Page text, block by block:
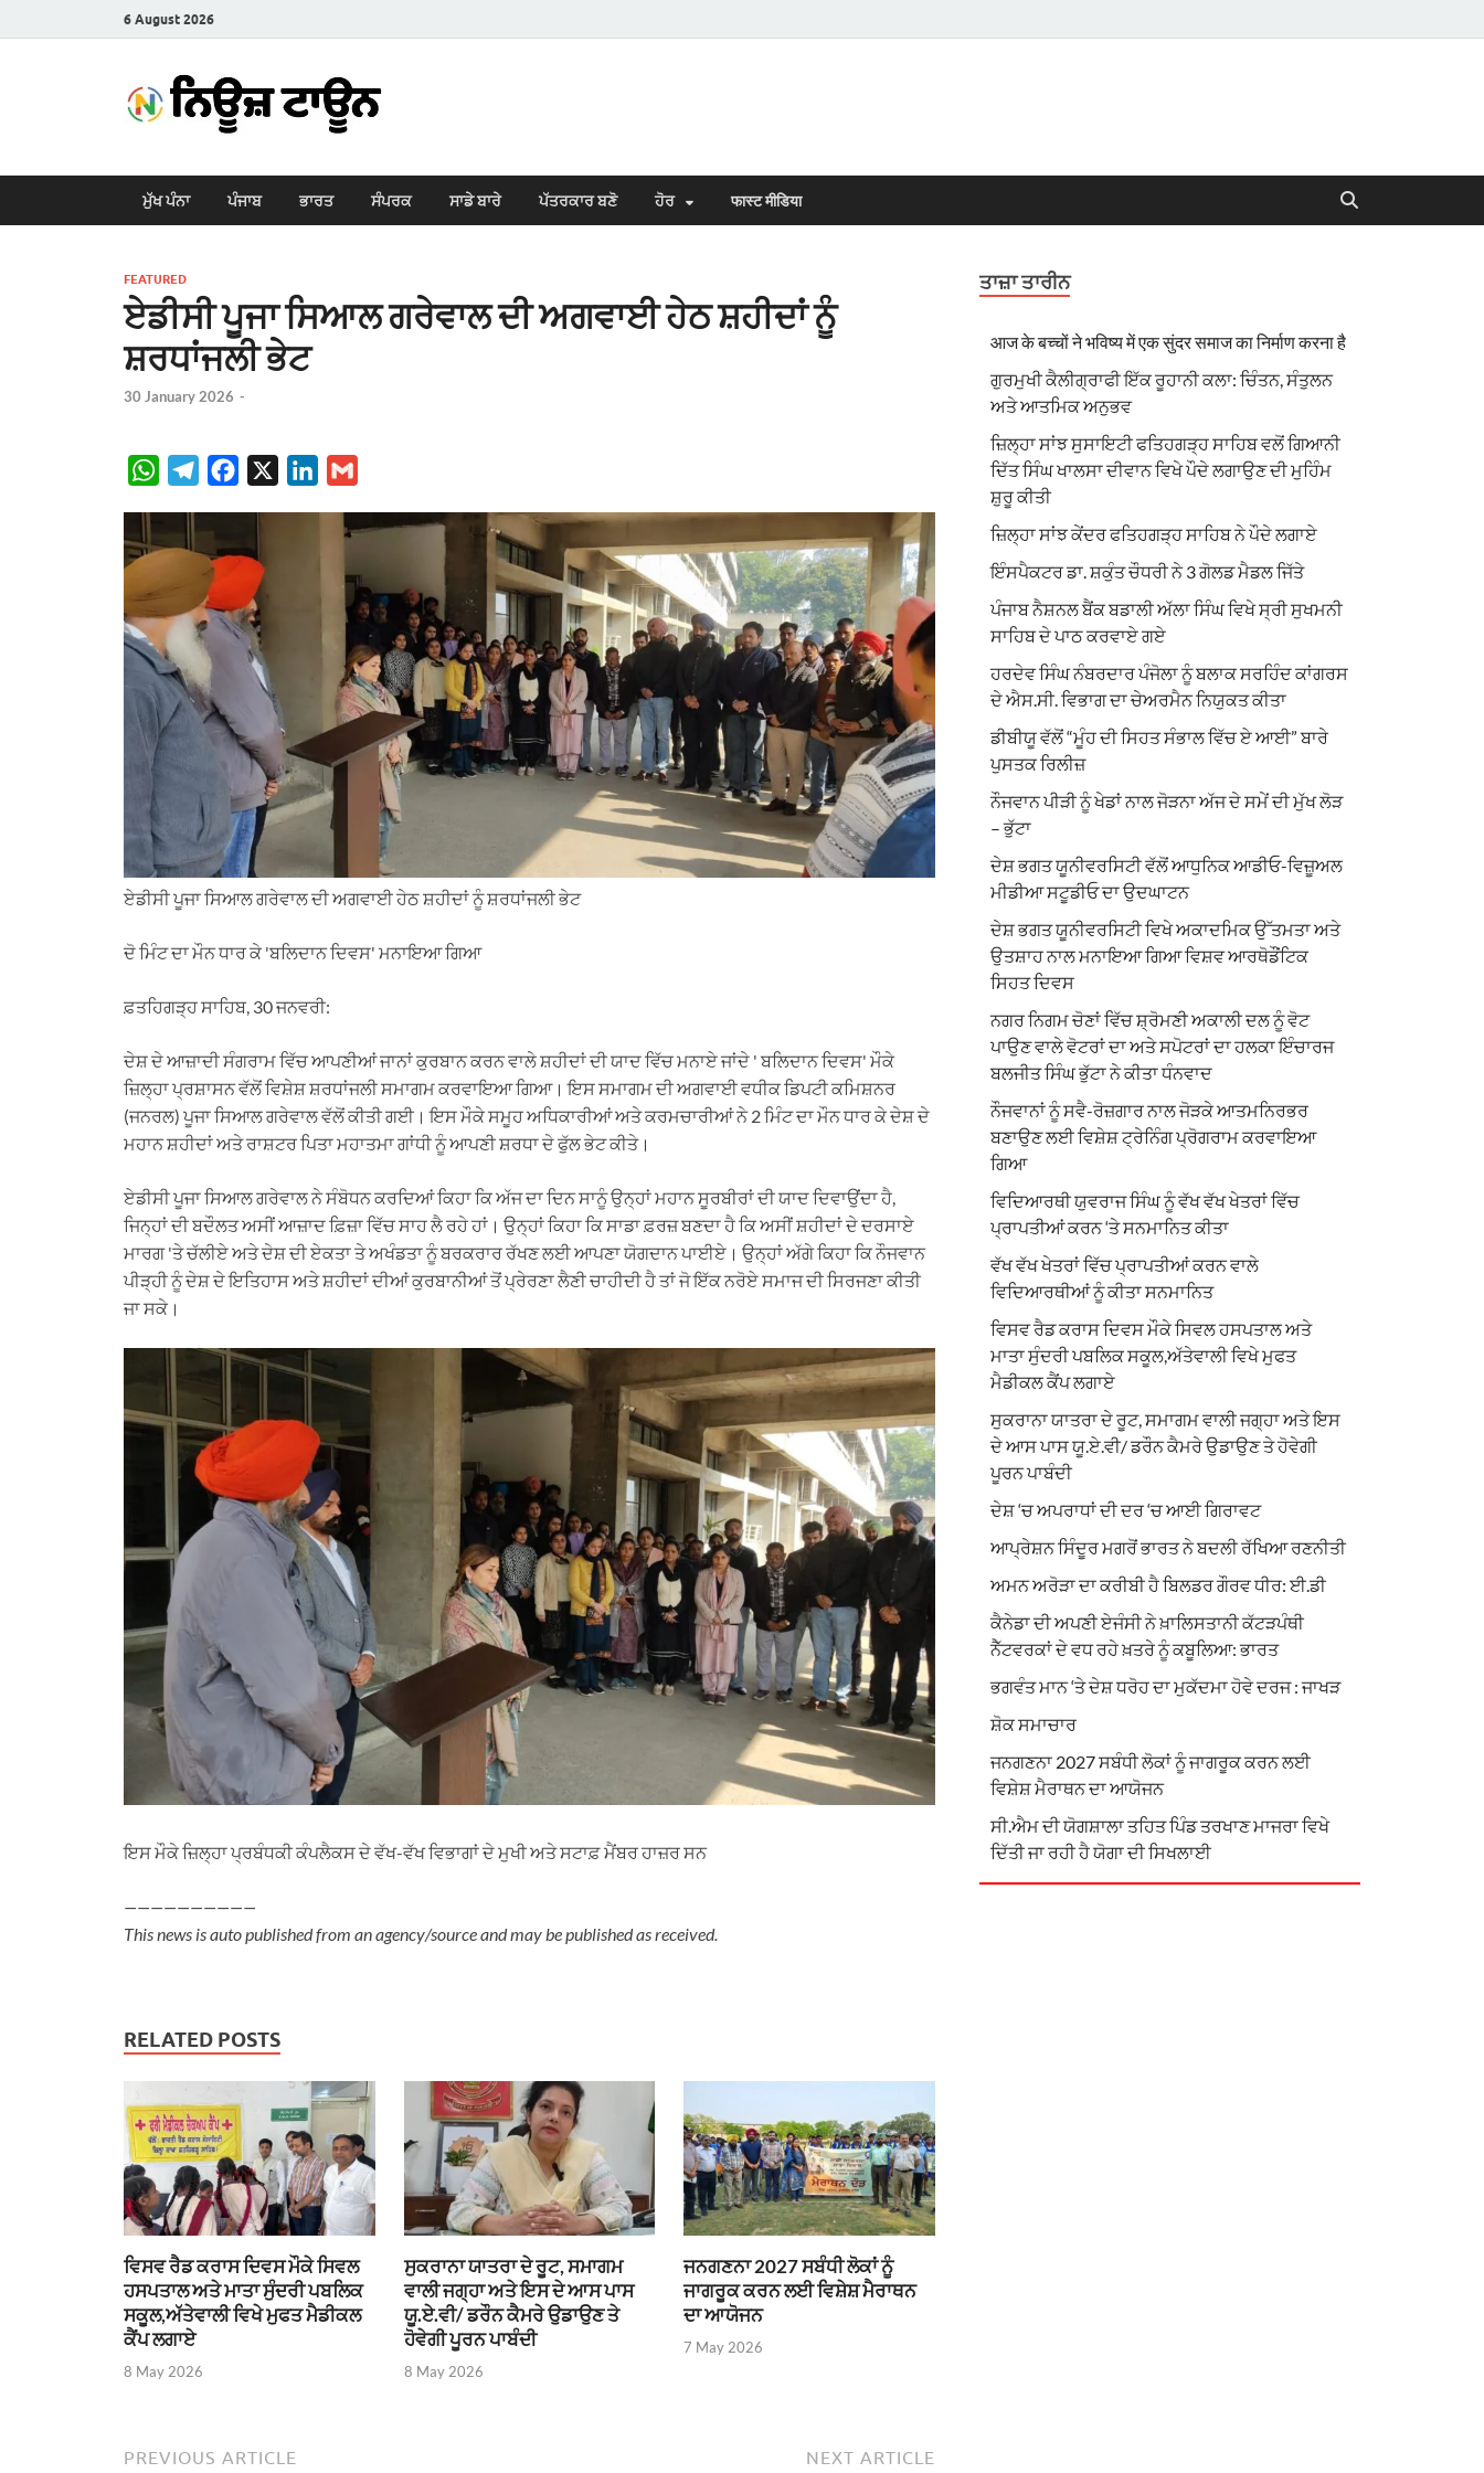
6 August 2026
ਮੁੱਖ ਪੰਨਾ ਪੰਜਾਬ ਭਾਰਤ ਸੰਪਰਕ ਸਾਡੇ ਬਾਰੇ ਪੱਤਰਕਾਰ ਬਣੋ ਹੋਰ फास्ट मीडिया
FEATURED
ਏਡੀਸੀ ਪੂਜਾ ਸਿਆਲ ਗਰੇਵਾਲ ਦੀ ਅਗਵਾਈ ਹੇਠ ਸ਼ਹੀਦਾਂ ਨੂੰ
ਸ਼ਰਧਾਂਜਲੀ ਭੇਟ
30 January 2026 -
W
A
p
p
l
e
g
r
a
m
e
o
o
a
l
ਏਡੀਸੀ ਪੂਜਾ ਸਿਆਲ ਗਰੇਵਾਲ ਦੀ ਅਗਵਾਈ ਹੇਠ ਸ਼ਹੀਦਾਂ ਨੂੰ ਸ਼ਰਧਾਂਜਲੀ ਭੇਟ
ਦੋ ਮਿੰਟ ਦਾ ਮੌਨ ਧਾਰ ਕੇ 'ਬਲਿਦਾਨ ਦਿਵਸ' ਮਨਾਇਆ ਗਿਆ
ਫ਼ਤਹਿਗੜ੍ਹ ਸਾਹਿਬ, 30 ਜਨਵਰੀ:
ਦੇਸ਼ ਦੇ ਆਜ਼ਾਦੀ ਸੰਗਰਾਮ ਵਿੱਚ ਆਪਣੀਆਂ ਜਾਨਾਂ ਕੁਰਬਾਨ ਕਰਨ ਵਾਲੇ ਸ਼ਹੀਦਾਂ ਦੀ ਯਾਦ ਵਿੱਚ ਮਨਾਏ ਜਾਂਦੇ ' ਬਲਿਦਾਨ ਦਿਵਸ' ਮੌਕੇ
ਜ਼ਿਲ੍ਹਾ ਪ੍ਰਸ਼ਾਸਨ ਵੱਲੋਂ ਵਿਸ਼ੇਸ਼ ਸ਼ਰਧਾਂਜਲੀ ਸਮਾਗਮ ਕਰਵਾਇਆ ਗਿਆ। ਇਸ ਸਮਾਗਮ ਦੀ ਅਗਵਾਈ ਵਧੀਕ ਡਿਪਟੀ ਕਮਿਸ਼ਨਰ
(ਜਨਰਲ) ਪੂਜਾ ਸਿਆਲ ਗਰੇਵਾਲ ਵੱਲੋਂ ਕੀਤੀ ਗਈ। ਇਸ ਮੌਕੇ ਸਮੂਹ ਅਧਿਕਾਰੀਆਂ ਅਤੇ ਕਰਮਚਾਰੀਆਂ ਨੇ 2 ਮਿੰਟ ਦਾ ਮੌਨ ਧਾਰ ਕੇ ਦੇਸ਼ ਦੇ
ਮਹਾਨ ਸ਼ਹੀਦਾਂ ਅਤੇ ਰਾਸ਼ਟਰ ਪਿਤਾ ਮਹਾਤਮਾ ਗਾਂਧੀ ਨੂੰ ਆਪਣੀ ਸ਼ਰਧਾ ਦੇ ਫੁੱਲ ਭੇਟ ਕੀਤੇ।
ਏਡੀਸੀ ਪੂਜਾ ਸਿਆਲ ਗਰੇਵਾਲ ਨੇ ਸੰਬੋਧਨ ਕਰਦਿਆਂ ਕਿਹਾ ਕਿ ਅੱਜ ਦਾ ਦਿਨ ਸਾਨੂੰ ਉਨ੍ਹਾਂ ਮਹਾਨ ਸੂਰਬੀਰਾਂ ਦੀ ਯਾਦ ਦਿਵਾਉਂਦਾ ਹੈ,
ਜਿਨ੍ਹਾਂ ਦੀ ਬਦੌਲਤ ਅਸੀਂ ਆਜ਼ਾਦ ਫ਼ਿਜ਼ਾ ਵਿੱਚ ਸਾਹ ਲੈ ਰਹੇ ਹਾਂ। ਉਨ੍ਹਾਂ ਕਿਹਾ ਕਿ ਸਾਡਾ ਫ਼ਰਜ਼ ਬਣਦਾ ਹੈ ਕਿ ਅਸੀਂ ਸ਼ਹੀਦਾਂ ਦੇ ਦਰਸਾਏ
ਮਾਰਗ 'ਤੇ ਚੱਲੀਏ ਅਤੇ ਦੇਸ਼ ਦੀ ਏਕਤਾ ਤੇ ਅਖੰਡਤਾ ਨੂੰ ਬਰਕਰਾਰ ਰੱਖਣ ਲਈ ਆਪਣਾ ਯੋਗਦਾਨ ਪਾਈਏ। ਉਨ੍ਹਾਂ ਅੱਗੇ ਕਿਹਾ ਕਿ ਨੌਜਵਾਨ
ਪੀੜ੍ਹੀ ਨੂੰ ਦੇਸ਼ ਦੇ ਇਤਿਹਾਸ ਅਤੇ ਸ਼ਹੀਦਾਂ ਦੀਆਂ ਕੁਰਬਾਨੀਆਂ ਤੋਂ ਪ੍ਰੇਰਣਾ ਲੈਣੀ ਚਾਹੀਦੀ ਹੈ ਤਾਂ ਜੋ ਇੱਕ ਨਰੋਏ ਸਮਾਜ ਦੀ ਸਿਰਜਣਾ ਕੀਤੀ
ਜਾ ਸਕੇ।
ਇਸ ਮੌਕੇ ਜ਼ਿਲ੍ਹਾ ਪ੍ਰਬੰਧਕੀ ਕੰਪਲੈਕਸ ਦੇ ਵੱਖ-ਵੱਖ ਵਿਭਾਗਾਂ ਦੇ ਮੁਖੀ ਅਤੇ ਸਟਾਫ਼ ਮੈਂਬਰ ਹਾਜ਼ਰ ਸਨ
——————————
This news is auto published from an agency/source and may be published as received.
RELATED POSTS
ਵਿਸਵ ਰੈਡ ਕਰਾਸ ਦਿਵਸ ਮੌਕੇ ਸਿਵਲ
ਹਸਪਤਾਲ ਅਤੇ ਮਾਤਾ ਸੁੰਦਰੀ ਪਬਲਿਕ
ਸਕੂਲ,ਅੱਤੇਵਾਲੀ ਵਿਖੇ ਮੁਫਤ ਮੈਡੀਕਲ
ਕੈਂਪ ਲਗਾਏ
8 May 2026
ਸੁਕਰਾਨਾ ਯਾਤਰਾ ਦੇ ਰੂਟ, ਸਮਾਗਮ
ਵਾਲੀ ਜਗ੍ਹਾ ਅਤੇ ਇਸ ਦੇ ਆਸ ਪਾਸ
ਯੂ.ਏ.ਵੀ/ ਡਰੌਨ ਕੈਮਰੇ ਉਡਾਉਣ ਤੇ
ਹੋਵੇਗੀ ਪੂਰਨ ਪਾਬੰਦੀ
8 May 2026
ਜਨਗਣਨਾ 2027 ਸਬੰਧੀ ਲੋਕਾਂ ਨੂੰ
ਜਾਗਰੂਕ ਕਰਨ ਲਈ ਵਿਸ਼ੇਸ਼ ਮੈਰਾਥਨ
ਦਾ ਆਯੋਜਨ
7 May 2026
PREVIOUS ARTICLE NEXT ARTICLE
ਤਾਜ਼ਾ ਤਾਰੀਨ
आज के बच्चों ने भविष्य में एक सुंदर समाज का निर्माण करना है
ਗੁਰਮੁਖੀ ਕੈਲੀਗ੍ਰਾਫੀ ਇੱਕ ਰੂਹਾਨੀ ਕਲਾ: ਚਿੰਤਨ, ਸੰਤੁਲਨ
ਅਤੇ ਆਤਮਿਕ ਅਨੁਭਵ
ਜ਼ਿਲ੍ਹਾ ਸਾਂਝ ਸੁਸਾਇਟੀ ਫਤਿਹਗੜ੍ਹ ਸਾਹਿਬ ਵਲੋਂ ਗਿਆਨੀ
ਦਿੱਤ ਸਿੰਘ ਖਾਲਸਾ ਦੀਵਾਨ ਵਿਖੇ ਪੌਦੇ ਲਗਾਉਣ ਦੀ ਮੁਹਿੰਮ
ਸ਼ੁਰੂ ਕੀਤੀ
ਜ਼ਿਲ੍ਹਾ ਸਾਂਝ ਕੇਂਦਰ ਫਤਿਹਗੜ੍ਹ ਸਾਹਿਬ ਨੇ ਪੌਦੇ ਲਗਾਏ
ਇੰਸਪੈਕਟਰ ਡਾ. ਸ਼ਕੁੰਤ ਚੌਧਰੀ ਨੇ 3 ਗੋਲਡ ਮੈਡਲ ਜਿੱਤੇ
ਪੰਜਾਬ ਨੈਸ਼ਨਲ ਬੈਂਕ ਬਡਾਲੀ ਅੱਲਾ ਸਿੰਘ ਵਿਖੇ ਸ੍ਰੀ ਸੁਖਮਨੀ
ਸਾਹਿਬ ਦੇ ਪਾਠ ਕਰਵਾਏ ਗਏ
ਹਰਦੇਵ ਸਿੰਘ ਨੰਬਰਦਾਰ ਪੰਜੋਲਾ ਨੂੰ ਬਲਾਕ ਸਰਹਿੰਦ ਕਾਂਗਰਸ
ਦੇ ਐਸ.ਸੀ. ਵਿਭਾਗ ਦਾ ਚੇਅਰਮੈਨ ਨਿਯੁਕਤ ਕੀਤਾ
ਡੀਬੀਯੂ ਵੱਲੋਂ “ਮੂੰਹ ਦੀ ਸਿਹਤ ਸੰਭਾਲ ਵਿੱਚ ਏ ਆਈ” ਬਾਰੇ
ਪੁਸਤਕ ਰਿਲੀਜ਼
ਨੌਜਵਾਨ ਪੀੜੀ ਨੂੰ ਖੇਡਾਂ ਨਾਲ ਜੋੜਨਾ ਅੱਜ ਦੇ ਸਮੇਂ ਦੀ ਮੁੱਖ ਲੋੜ
– ਭੁੱਟਾ
ਦੇਸ਼ ਭਗਤ ਯੂਨੀਵਰਸਿਟੀ ਵੱਲੋਂ ਆਧੁਨਿਕ ਆਡੀਓ-ਵਿਜ਼ੂਅਲ
ਮੀਡੀਆ ਸਟੂਡੀਓ ਦਾ ਉਦਘਾਟਨ
ਦੇਸ਼ ਭਗਤ ਯੂਨੀਵਰਸਿਟੀ ਵਿਖੇ ਅਕਾਦਮਿਕ ਉੱਤਮਤਾ ਅਤੇ
ਉਤਸ਼ਾਹ ਨਾਲ ਮਨਾਇਆ ਗਿਆ ਵਿਸ਼ਵ ਆਰਥੋਡੌਂਟਿਕ
ਸਿਹਤ ਦਿਵਸ
ਨਗਰ ਨਿਗਮ ਚੋਣਾਂ ਵਿੱਚ ਸ਼੍ਰੋਮਣੀ ਅਕਾਲੀ ਦਲ ਨੂੰ ਵੋਟ
ਪਾਉਣ ਵਾਲੇ ਵੋਟਰਾਂ ਦਾ ਅਤੇ ਸਪੋਟਰਾਂ ਦਾ ਹਲਕਾ ਇੰਚਾਰਜ
ਬਲਜੀਤ ਸਿੰਘ ਭੁੱਟਾ ਨੇ ਕੀਤਾ ਧੰਨਵਾਦ
ਨੌਜਵਾਨਾਂ ਨੂੰ ਸਵੈ-ਰੋਜ਼ਗਾਰ ਨਾਲ ਜੋੜਕੇ ਆਤਮਨਿਰਭਰ
ਬਣਾਉਣ ਲਈ ਵਿਸ਼ੇਸ਼ ਟ੍ਰੇਨਿੰਗ ਪ੍ਰੋਗਰਾਮ ਕਰਵਾਇਆ
ਗਿਆ
ਵਿਦਿਆਰਥੀ ਯੁਵਰਾਜ ਸਿੰਘ ਨੂੰ ਵੱਖ ਵੱਖ ਖੇਤਰਾਂ ਵਿੱਚ
ਪ੍ਰਾਪਤੀਆਂ ਕਰਨ ‘ਤੇ ਸਨਮਾਨਿਤ ਕੀਤਾ
ਵੱਖ ਵੱਖ ਖੇਤਰਾਂ ਵਿੱਚ ਪ੍ਰਾਪਤੀਆਂ ਕਰਨ ਵਾਲੇ
ਵਿਦਿਆਰਥੀਆਂ ਨੂੰ ਕੀਤਾ ਸਨਮਾਨਿਤ
ਵਿਸਵ ਰੈਡ ਕਰਾਸ ਦਿਵਸ ਮੌਕੇ ਸਿਵਲ ਹਸਪਤਾਲ ਅਤੇ
ਮਾਤਾ ਸੁੰਦਰੀ ਪਬਲਿਕ ਸਕੂਲ,ਅੱਤੇਵਾਲੀ ਵਿਖੇ ਮੁਫਤ
ਮੈਡੀਕਲ ਕੈਂਪ ਲਗਾਏ
ਸੁਕਰਾਨਾ ਯਾਤਰਾ ਦੇ ਰੂਟ, ਸਮਾਗਮ ਵਾਲੀ ਜਗ੍ਹਾ ਅਤੇ ਇਸ
ਦੇ ਆਸ ਪਾਸ ਯੂ.ਏ.ਵੀ/ ਡਰੌਨ ਕੈਮਰੇ ਉਡਾਉਣ ਤੇ ਹੋਵੇਗੀ
ਪੂਰਨ ਪਾਬੰਦੀ
ਦੇਸ਼ ‘ਚ ਅਪਰਾਧਾਂ ਦੀ ਦਰ ‘ਚ ਆਈ ਗਿਰਾਵਟ
ਆਪ੍ਰੇਸ਼ਨ ਸਿੰਦੂਰ ਮਗਰੋਂ ਭਾਰਤ ਨੇ ਬਦਲੀ ਰੱਖਿਆ ਰਣਨੀਤੀ
ਅਮਨ ਅਰੋੜਾ ਦਾ ਕਰੀਬੀ ਹੈ ਬਿਲਡਰ ਗੌਰਵ ਧੀਰ: ਈ.ਡੀ
ਕੈਨੇਡਾ ਦੀ ਅਪਣੀ ਏਜੰਸੀ ਨੇ ਖ਼ਾਲਿਸਤਾਨੀ ਕੱਟੜਪੰਥੀ
ਨੈੱਟਵਰਕਾਂ ਦੇ ਵਧ ਰਹੇ ਖ਼ਤਰੇ ਨੂੰ ਕਬੂਲਿਆ: ਭਾਰਤ
ਭਗਵੰਤ ਮਾਨ ‘ਤੇ ਦੇਸ਼ ਧਰੋਹ ਦਾ ਮੁਕੱਦਮਾ ਹੋਵੇ ਦਰਜ : ਜਾਖੜ
ਸ਼ੋਕ ਸਮਾਚਾਰ
ਜਨਗਣਨਾ 2027 ਸਬੰਧੀ ਲੋਕਾਂ ਨੂੰ ਜਾਗਰੂਕ ਕਰਨ ਲਈ
ਵਿਸ਼ੇਸ਼ ਮੈਰਾਥਨ ਦਾ ਆਯੋਜਨ
ਸੀ.ਐਮ ਦੀ ਯੋਗਸ਼ਾਲਾ ਤਹਿਤ ਪਿੰਡ ਤਰਖਾਣ ਮਾਜਰਾ ਵਿਖੇ
ਦਿੱਤੀ ਜਾ ਰਹੀ ਹੈ ਯੋਗਾ ਦੀ ਸਿਖਲਾਈ